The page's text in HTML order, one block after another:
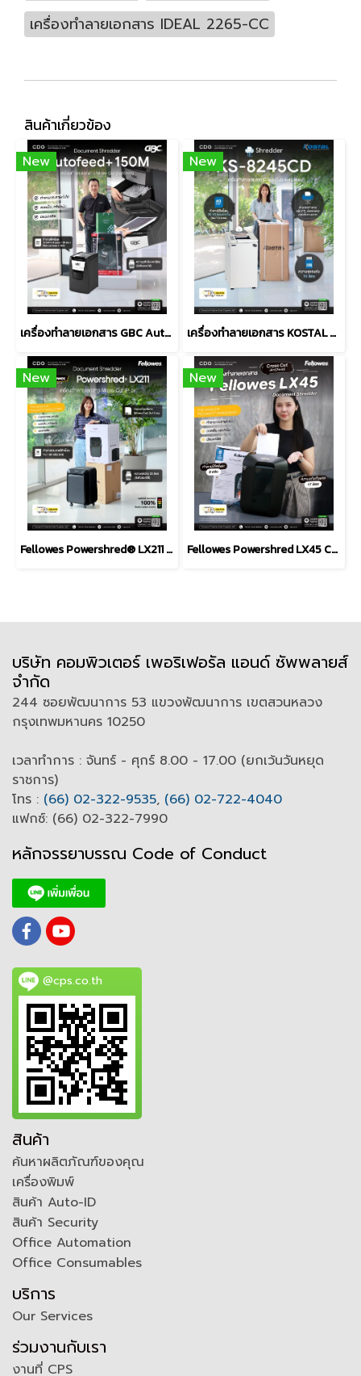
เครื่องทำลายเอกสาร IDEAL 2265-CC
สินค้าเกี่ยวข้อง
New
เครื่องทำลายเอกสาร GBC Autofeed+ 150M Micro Cut Shredder
New
เครื่องทำลายเอกสาร KOSTAL KS-8245CD Shredder
New
Fellowes Powershred® LX211 Micro-Cut Shredder (P-5)
New
Fellowes Powershred LX45 Cross Cut Shredder (P-4)
บริษัท คอมพิวเตอร์ เพอริเฟอรัล แอนด์ ซัพพลายส์
จำกัด
244 ซอยพัฒนาการ 53 แขวงพัฒนาการ เขตสวนหลวง
กรุงเทพมหานคร 10250
เวลาทำการ : จันทร์ - ศุกร์ 8.00 - 17.00 (ยกเว้นวันหยุด
ราชการ)
โทร : (66) 02-322-9535, (66) 02-722-4040
แฟกซ์: (66) 02-322-7990
หลักจรรยาบรรณ Code of Conduct
@cps.co.th
สินค้า
ค้นหาผลิตภัณฑ์ของคุณ
เครื่องพิมพ์
สินค้า Auto-ID
สินค้า Security
Office Automation
Office Consumables
บริการ
Our Services
ร่วมงานกับเรา
งานที่ CPS